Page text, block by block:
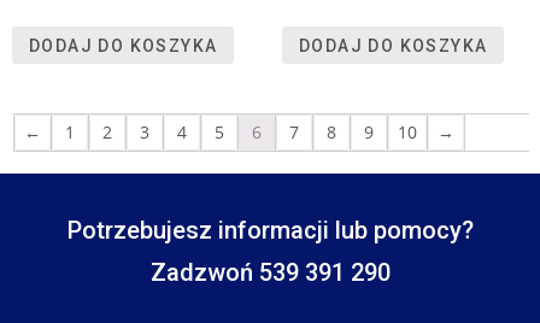
DODAJ DO KOSZYKA DODAJ DO KOSZYKA
← 1 2 3 4 5 6 7 8 9 10 →
Potrzebujesz informacji lub pomocy?
Zadzwoń 539 391 290